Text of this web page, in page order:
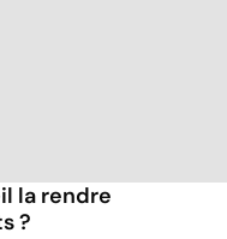
la rendre
?